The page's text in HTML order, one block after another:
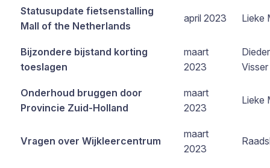
Statusupdate fietsenstalling
Mall of the Netherlands
april 2023 Lieke
Bijzondere bijstand korting
toeslagen
maart
2023
Visser
Onderhoud bruggen door
Provincie Zuid-Holland
maart
2023
Lieke
Vragen over Wijkleercentrum
maart
2023